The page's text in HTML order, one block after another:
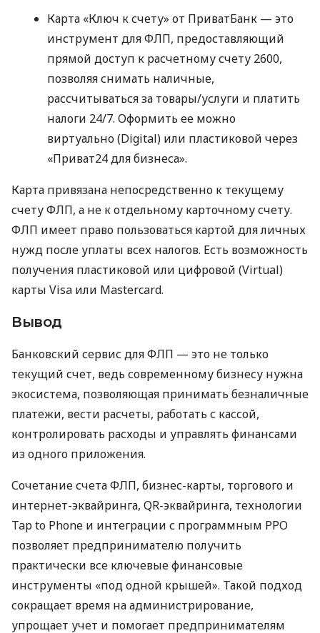
Карта «Ключ к счету» от ПриватБанк — это
инструмент для ФЛП, предоставляющий
прямой доступ к расчетному счету 2600,
позволяя снимать наличные,
рассчитываться за товары/услуги и платить
налоги 24/7. Оформить ее можно
виртуально (Digital) или пластиковой через
«Приват24 для бизнеса».
Карта привязана непосредственно к текущему
счету ФЛП, а не к отдельному карточному счету.
ФЛП имеет право пользоваться картой для личных
нужд после уплаты всех налогов. Есть возможность
получения пластиковой или цифровой (Virtual)
карты Visa или Mastercard.
Вывод
Банковский сервис для ФЛП — это не только
текущий счет, ведь современному бизнесу нужна
экосистема, позволяющая принимать безналичные
платежи, вести расчеты, работать с кассой,
контролировать расходы и управлять финансами
из одного приложения.
Сочетание счета ФЛП, бизнес-карты, торгового и
интернет-эквайринга, QR-эквайринга, технологии
Tap to Phone и интеграции с программным РРО
позволяет предпринимателю получить
практически все ключевые финансовые
инструменты «под одной крышей». Такой подход
сокращает время на администрирование,
упрощает учет и помогает предпринимателям